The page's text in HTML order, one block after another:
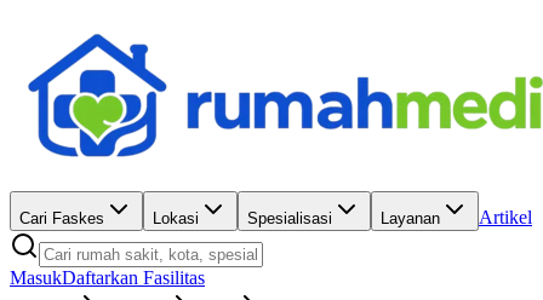
Cari Faskes Lokasi Spesialisasi Layanan Artikel
MasukDaftarkan Fasilitas